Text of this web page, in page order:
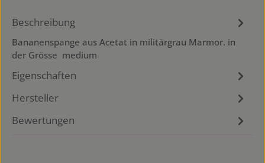
Beschreibung
Bananenspange aus Acetat in militärgrau Marmor. in
der Grösse medium
Eigenschaften
Hersteller
Bewertungen